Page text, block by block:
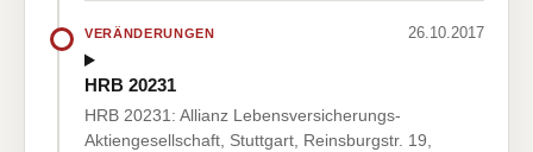
VERÄNDERUNGEN 26.10.2017
HRB 20231
HRB 20231: Allianz Lebensversicherungs-
Aktiengesellschaft, Stuttgart, Reinsburgstr. 19,